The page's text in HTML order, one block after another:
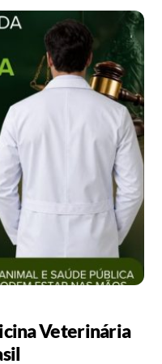
Veterinária